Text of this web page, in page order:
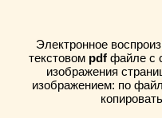
Электронное
текстовом pdfфайле с
изображения
изображением: по